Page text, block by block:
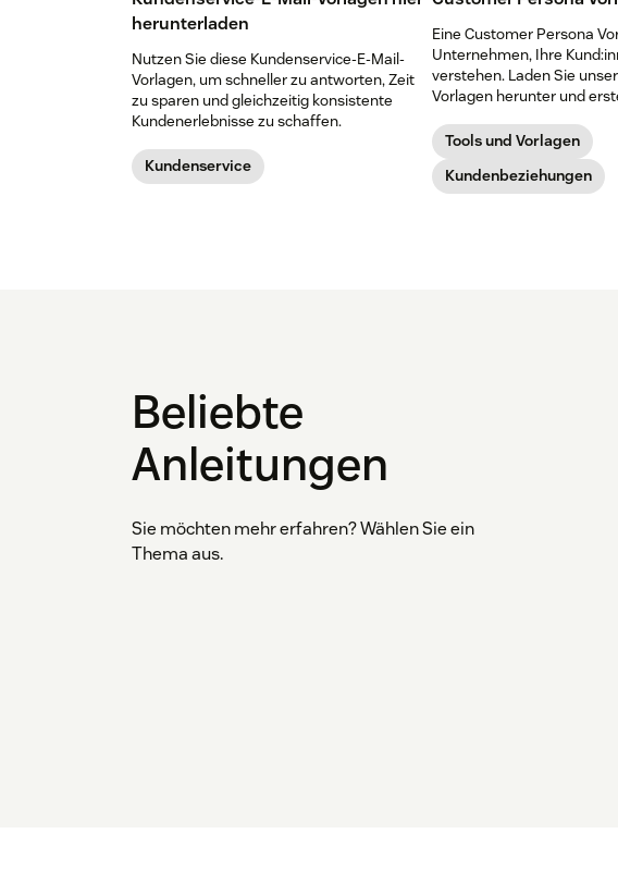
herunterladen
Nutzen Sie diese Kundenservice-E-Mail-
Vorlagen, um schneller zu antworten, Zeit
zu sparen und gleichzeitig konsistente
Kundenerlebnisse zu schaffen.
Kundenservice
Eine Customer Persona
Unternehmen, Ihre
verstehen. Laden Sie
Vorlagen herunter und
Tools und Vorlagen
Kundenbeziehungen
Beliebte
Anleitungen
Sie möchten mehr erfahren? Wählen Sie ein
Thema aus.